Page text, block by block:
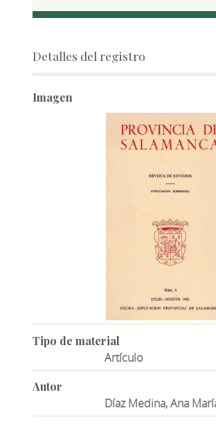
Detalles del registro
Imagen
Tipo de material
Artículo
Autor
Díaz Medina, Ana